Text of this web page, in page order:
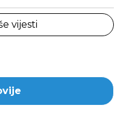
vijesti